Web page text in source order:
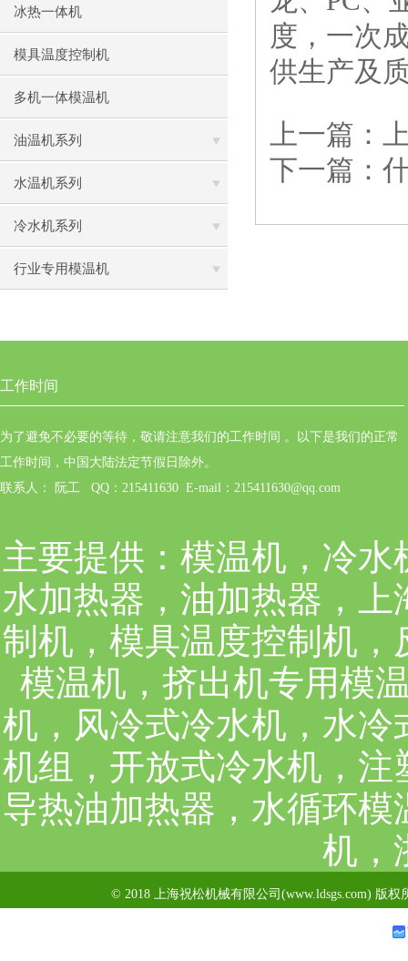
冰热一体机
模具温度控制机
多机一体模温机
油温机系列
水温机系列
冷水机系列
行业专用模温机
度，一次
供生产及
上一篇：
下一篇：
工作时间
为了避免不必要的等待，敬请注意我们的工作时间 。以下是我们的正常
工作时间，中国大陆法定节假日除外。
联系人： 阮工 QQ：215411630 E-mail：215411630@qq.com
主要提供： 模温机，冷水
水加热器，油加热器，
制机，模具温度控制机
模温机，挤出机专用模
机，风冷式冷水机，水
机组，开放式冷水机，
导热油加热器，水循环
机，
© 2018 上海祝松机械有限公司(www.ldsgs.com) 版权